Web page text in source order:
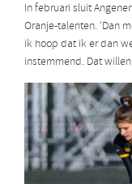
In februari sluit
Oranje-talenten. ‘Dan
ik hoop dat ik er dan
instemmend. Dat